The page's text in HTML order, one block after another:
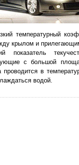
температурный
крылом и
показатель
с большой
проводится в
водой.